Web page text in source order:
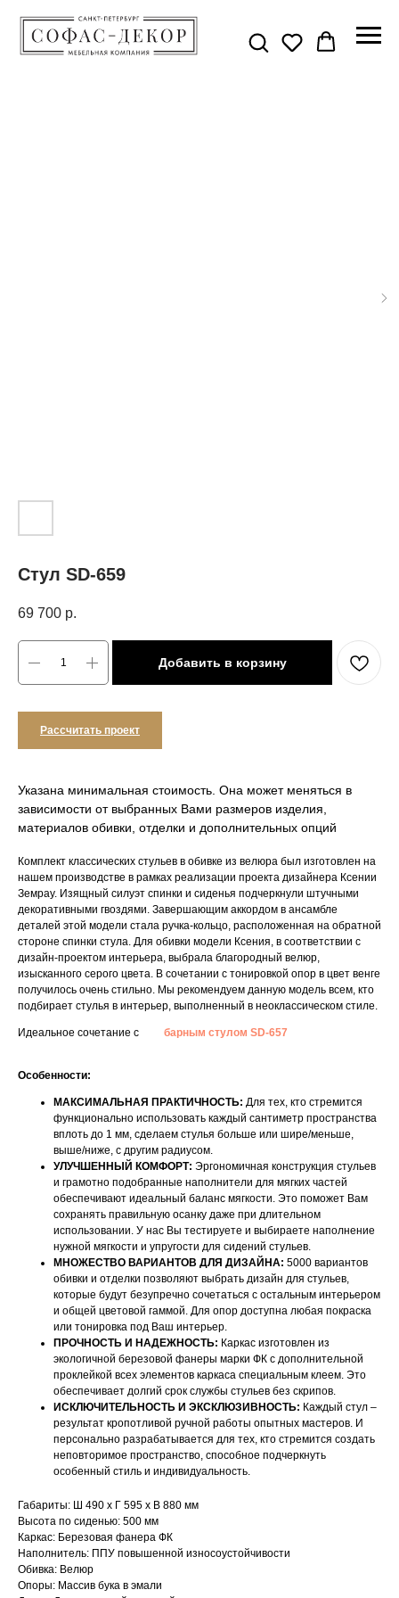
Стул SD-659
69 700 р.
Добавить в корзину
Рассчитать проект
Указана минимальная стоимость. Она может меняться в
зависимости от выбранных Вами размеров изделия,
материалов обивки, отделки и дополнительных опций
Комплект классических стульев в обивке из велюра был изготовлен на
нашем производстве в рамках реализации проекта дизайнера Ксении
Земрау. Изящный силуэт спинки и сиденья подчеркнули штучными
декоративными гвоздями. Завершающим аккордом в ансамбле
деталей этой модели стала ручка-кольцо, расположенная на обратной
стороне спинки стула. Для обивки модели Ксения, в соответствии с
дизайн-проектом интерьера, выбрала благородный велюр,
изысканного серого цвета. В сочетании с тонировкой опор в цвет венге
получилось очень стильно. Мы рекомендуем данную модель всем, кто
подбирает стулья в интерьер, выполненный в неоклассическом стиле.
Идеальное сочетание с барным стулом SD-657
Особенности:
МАКСИМАЛЬНАЯ ПРАКТИЧНОСТЬ: Для тех, кто стремится
функционально использовать каждый сантиметр пространства
вплоть до 1 мм, сделаем стулья больше или шире/меньше,
выше/ниже, с другим радиусом.
УЛУЧШЕННЫЙ КОМФОРТ: Эргономичная конструкция стульев
и грамотно подобранные наполнители для мягких частей
обеспечивают идеальный баланс мягкости. Это поможет Вам
сохранять правильную осанку даже при длительном
использовании. У нас Вы тестируете и выбираете наполнение
нужной мягкости и упругости для сидений стульев.
МНОЖЕСТВО ВАРИАНТОВ ДЛЯ ДИЗАЙНА: 5000 вариантов
обивки и отделки позволяют выбрать дизайн для стульев,
которые будут безупречно сочетаться с остальным интерьером
и общей цветовой гаммой. Для опор доступна любая покраска
или тонировка под Ваш интерьер.
ПРОЧНОСТЬ И НАДЕЖНОСТЬ: Каркас изготовлен из
экологичной березовой фанеры марки ФК с дополнительной
проклейкой всех элементов каркаса специальным клеем. Это
обеспечивает долгий срок службы стульев без скрипов.
ИСКЛЮЧИТЕЛЬНОСТЬ И ЭКСКЛЮЗИВНОСТЬ: Каждый стул –
результат кропотливой ручной работы опытных мастеров. И
персонально разрабатывается для тех, кто стремится создать
неповторимое пространство, способное подчеркнуть
особенный стиль и индивидуальность.
Габариты: Ш 490 х Г 595 х В 880 мм
Высота по сиденью: 500 мм
Каркас: Березовая фанера ФК
Наполнитель: ППУ повышенной износоустойчивости
Обивка: Велюр
Опоры: Массив бука в эмали
Воспользуйтесь формой обратной связи,
чтобы связаться с нами
НАШИ МЕНЕДЖЕРЫ ГОТОВЫ
ОТВЕТИТЬ НА ЛЮБЫЕ
ВОПРОСЫ
Оставьте данные для связи: